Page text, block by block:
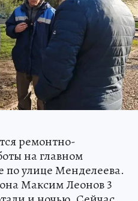
ремонтно-
на главном
по улице Менделеева.
Максим Леонов 3